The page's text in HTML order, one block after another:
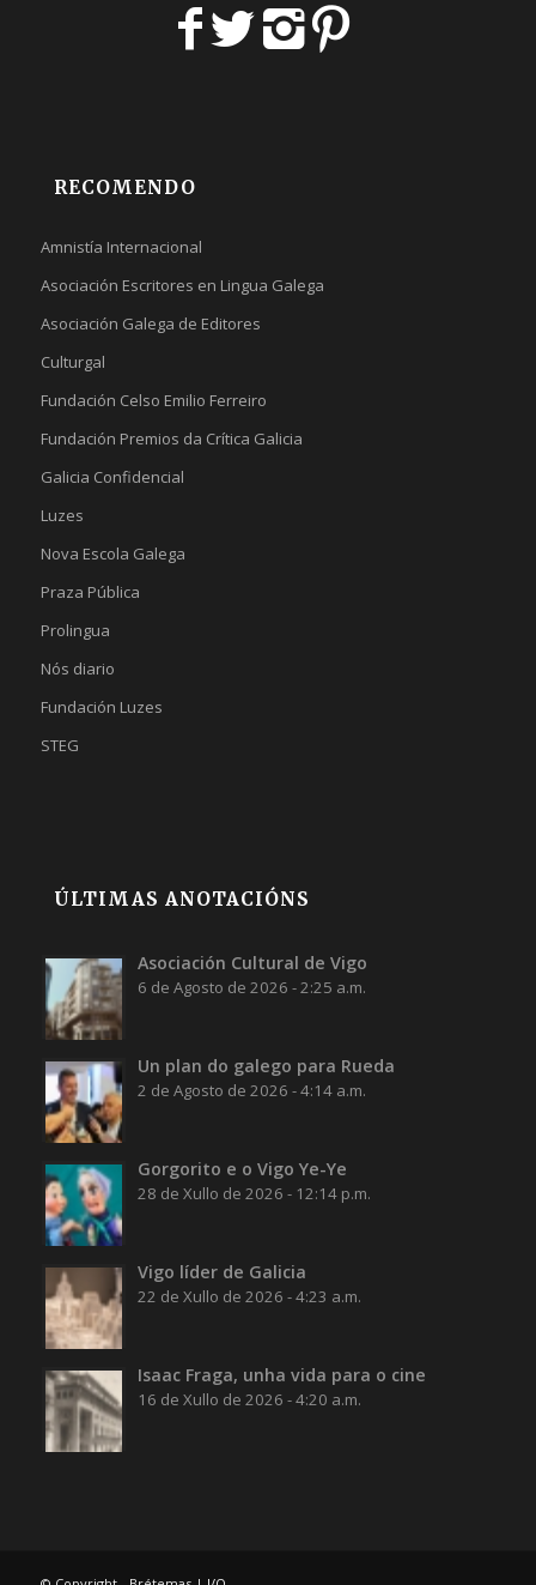
RECOMENDO
Amnistía Internacional
Asociación Escritores en Lingua Galega
Asociación Galega de Editores
Culturgal
Fundación Celso Emilio Ferreiro
Fundación Premios da Crítica Galicia
Galicia Confidencial
Luzes
Nova Escola Galega
Praza Pública
Prolingua
Nós diario
Fundación Luzes
STEG
ÚLTIMAS ANOTACIÓNS
Asociación Cultural de Vigo
6 de Agosto de 2026 - 2:25 a.m.
Un plan do galego para Rueda
2 de Agosto de 2026 - 4:14 a.m.
Gorgorito e o Vigo Ye-Ye
28 de Xullo de 2026 - 12:14 p.m.
Vigo líder de Galicia
22 de Xullo de 2026 - 4:23 a.m.
Isaac Fraga, unha vida para o cine
16 de Xullo de 2026 - 4:20 a.m.